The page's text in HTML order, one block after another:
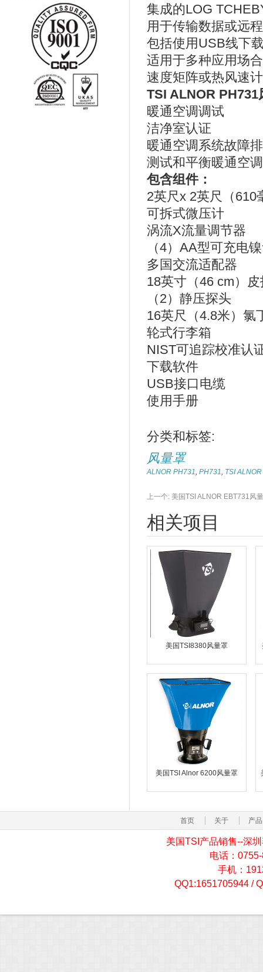
集成的LOG
用于传输数据或远
包括使用USB线下
适用于多种应用场
速度矩阵或热风速
TSI ALNOR PH731
暖通空调调试
洁净室认证
暖通空调系统故障
测试和平衡暖通空
包含组件：
2英尺x 2英尺（610
可拆式微压计
涡流X流量调节器
（4）AA型可充电
多国交流适配器
18英寸（46 cm）
（2）静压探头
16英尺（4.8米）氯
轮式行李箱
NIST可追踪校准认
下载软件
USB接口电缆
使用手册
分类和标签:
风量罩
ALNOR PH731, PH731, TSI
上一个: 美国TSI ALNOR EBT731风
相关项目
美国TSI8380风量罩
美国TSI Alnor 6200风量罩
首页 关于 产品
美国TSI产品销售--深
电话：
手机：
QQ1:1651705944 /